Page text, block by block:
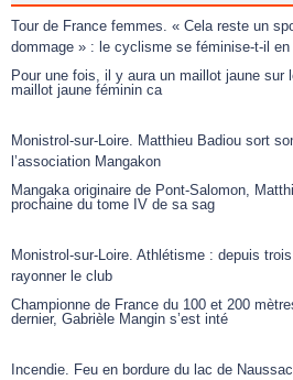
Tour de France femmes. « Cela reste un
dommage » : le cyclisme se féminise-t-il en
Pour une fois, il y aura un maillot jaune sur
maillot jaune féminin ca
Monistrol-sur-Loire. Matthieu Badiou sort
l’association Mangakon
Mangaka originaire de Pont-Salomon,
prochaine du tome IV de sa sag
Monistrol-sur-Loire. Athlétisme : depuis
rayonner le club
Championne de France du 100 et 200
dernier, Gabrièle Mangin s’est inté
Incendie. Feu en bordure du lac de